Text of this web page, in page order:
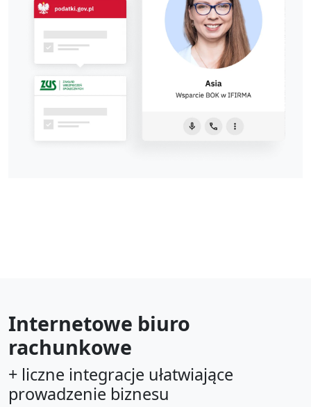
Internetowe biuro
rachunkowe
+ liczne integracje ułatwiające
prowadzenie biznesu